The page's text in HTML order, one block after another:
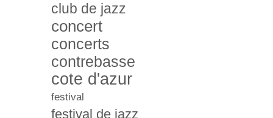
club de jazz
concert
concerts
contrebasse
cote d'azur
festival
festival de jazz